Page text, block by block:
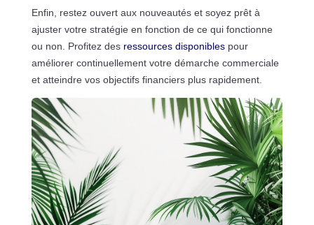
Enfin, restez ouvert aux nouveautés et soyez prêt à
ajuster votre stratégie en fonction de ce qui fonctionne
ou non. Profitez des ressources disponiblespour
améliorer continuellement votre démarche commerciale
et atteindre vos objectifs financiers plus rapidement.